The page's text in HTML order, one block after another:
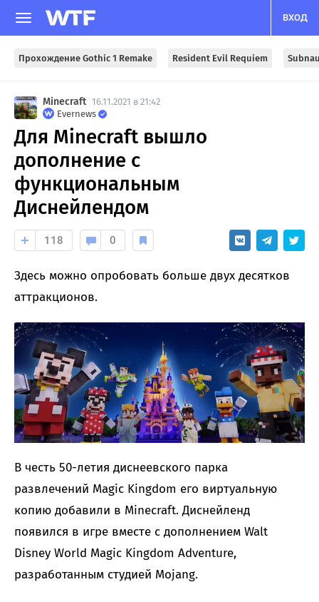
ВХОД
Прохождение Gothic 1 Remake Resident Evil Requiem
Minecraft 16.11.2021 в 21:42
Evernews
Для Minecraft вышло
дополнение с
функциональным
Диснейлендом
118 0
Здесь можно опробовать больше двух десятков
аттракционов.
В честь 50-летия диснеевского парка
развлечений Magic Kingdom его виртуальную
копию добавили в Minecraft. Диснейленд
появился в игре вместе с дополнением Walt
Disney World Magic Kingdom Adventure,
разработанным студией Mojang.